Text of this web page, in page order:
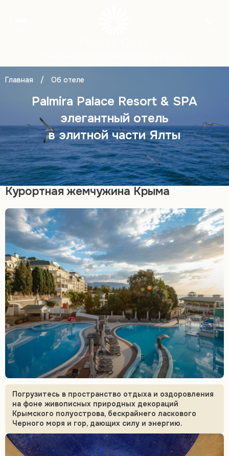
Главная / Об отеле
Palmira Palace Resort & SPA
элегантный отель
в элитной части Ялты
Курортная жемчужина Крыма
Погрузитесь в пространство отдыха и оздоровления
на фоне живописных природных декораций
Крымского полуострова, бескрайнего ласкового
Черного моря и гор, дающих силу и энергию.